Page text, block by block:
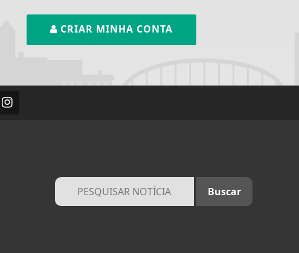
CRIAR MINHA CONTA